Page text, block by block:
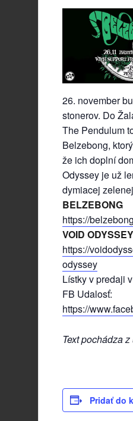
26. november
stonerov. Do
The Pendulum
Belzebong,
že ich doplní
Odyssey je už
dymiacej
BELZEBONG
https://
VOID ODYSSEY
https://
odyssey
Lístky v predaji
FB Udalosť:
https://
Text pochádza
Pridať do